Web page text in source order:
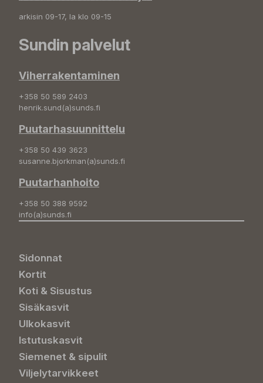
arkisin 09-17, la klo 09-15
Sundin palvelut
Viherrakentaminen
+358 50 589 2403
henrik.sund(a)sunds.fi
Puutarhasuunnittelu
+358 50 439 3623
susanne.bjorkman(a)sunds.fi
Puutarhanhoito
+358 50 388 9592
info(a)sunds.fi
Sidonnat
Kortit
Koti & Sisustus
Sisäkasvit
Ulkokasvit
Istutuskasvit
Siemenet & sipulit
Viljelytarvikkeet